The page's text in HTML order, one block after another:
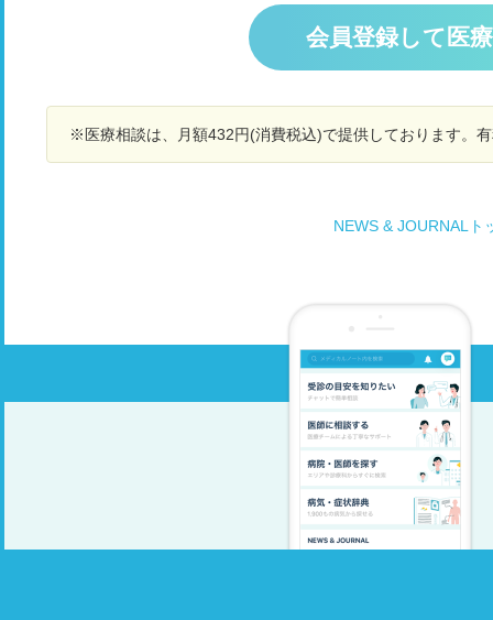
まいます。 ここ数年 俺と住んで居ますが家にひ
とりで居るのがいけないのでしょうか? 認知症の
検査うけよかって言うとまだボケてない!! って言
って受けようとしませんどしたらいいですか?
会員登録して医
※医療相談は、月額432円(消費税込)で提供しております。
NEWS & JOURNALト